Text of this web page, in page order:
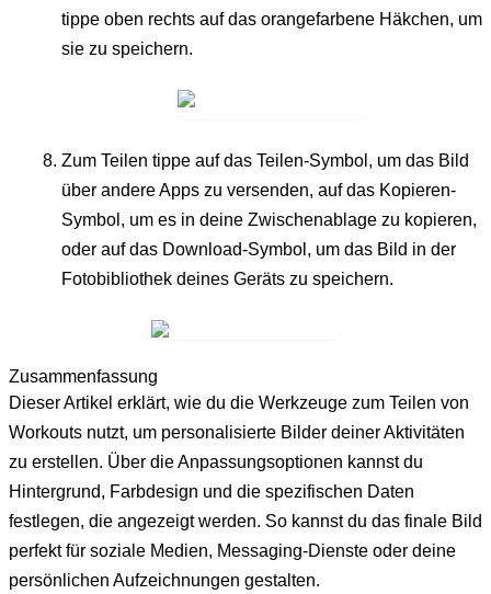
tippe oben rechts auf das orangefarbene Häkchen, um
sie zu speichern.
Zum Teilen tippe auf das Teilen-Symbol , um das Bild
über andere Apps zu versenden, auf das Kopieren-
Symbol , um es in deine Zwischenablage zu kopieren,
oder auf das Download-Symbol , um das Bild in der
Fotobibliothek deines Geräts zu speichern.
Zusammenfassung
Dieser Artikel erklärt, wie du die Werkzeuge zum Teilen von
Workouts nutzt, um personalisierte Bilder deiner Aktivitäten
zu erstellen. Über die Anpassungsoptionen kannst du
Hintergrund, Farbdesign und die spezifischen Daten
festlegen, die angezeigt werden. So kannst du das finale Bild
perfekt für soziale Medien, Messaging-Dienste oder deine
persönlichen Aufzeichnungen gestalten.